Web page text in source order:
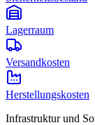
Lagerraum
Versandkosten
Herstellungskosten
Infrastruktur und